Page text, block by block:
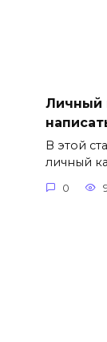
Личный
В этой
личный
0